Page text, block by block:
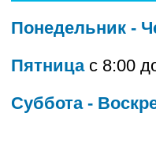
Понедельник -
Пятницас 8:00
Суббота -